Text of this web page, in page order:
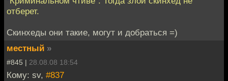
отберет.
Скинхеды они такие, могут и добраться =)
местный »
#845 | 28.08.08 18:54
Кому: sv, #837